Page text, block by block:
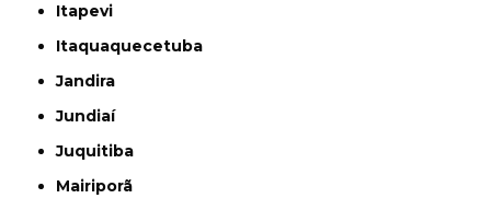
Itapevi
Itaquaquecetuba
Jandira
Jundiaí
Juquitiba
Mairiporã